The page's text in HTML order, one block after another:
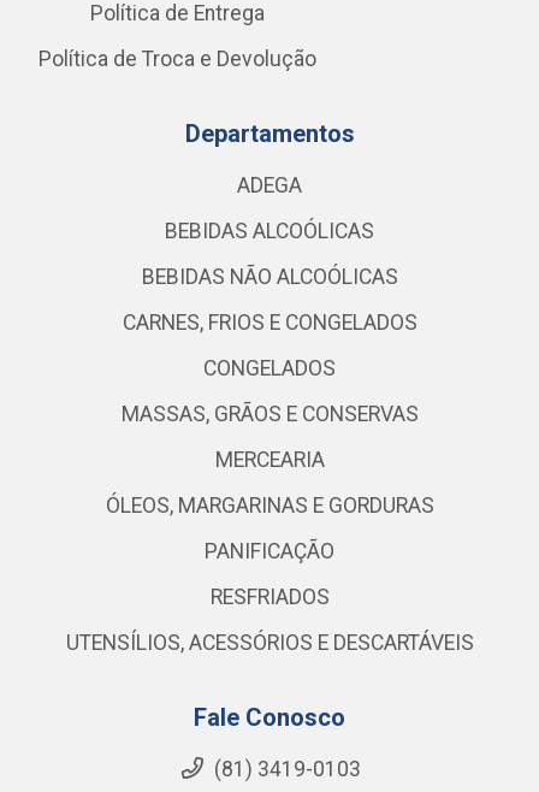
Política de Entrega
Política de Troca e Devolução
Departamentos
ADEGA
BEBIDAS ALCOÓLICAS
BEBIDAS NÃO ALCOÓLICAS
CARNES, FRIOS E CONGELADOS
CONGELADOS
MASSAS, GRÃOS E CONSERVAS
MERCEARIA
ÓLEOS, MARGARINAS E GORDURAS
PANIFICAÇÃO
RESFRIADOS
UTENSÍLIOS, ACESSÓRIOS E DESCARTÁVEIS
Fale Conosco
(81) 3419-0103